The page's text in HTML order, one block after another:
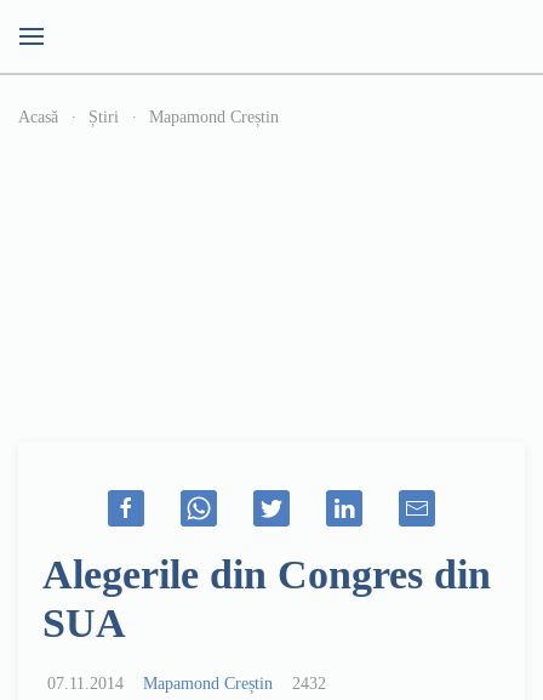
Acasă Știri Mapamond Creștin
Alegerile din Congres din
SUA
07.11.2014 Mapamond Creștin 2432